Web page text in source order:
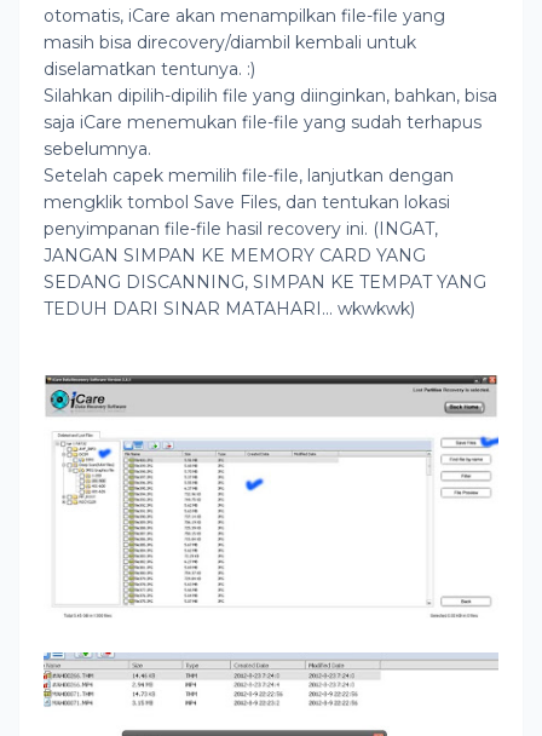
otomatis, iCare akan menampilkan file-file yang
masih bisa direcovery/diambil kembali untuk
diselamatkan tentunya. :)
Silahkan dipilih-dipilih file yang diinginkan, bahkan, bisa
saja iCare menemukan file-file yang sudah terhapus
sebelumnya.
Setelah capek memilih file-file, lanjutkan dengan
mengklik tombol Save Files, dan tentukan lokasi
penyimpanan file-file hasil recovery ini. (INGAT,
JANGAN SIMPAN KE MEMORY CARD YANG
SEDANG DISCANNING, SIMPAN KE TEMPAT YANG
TEDUH DARI SINAR MATAHARI... wkwkwk)